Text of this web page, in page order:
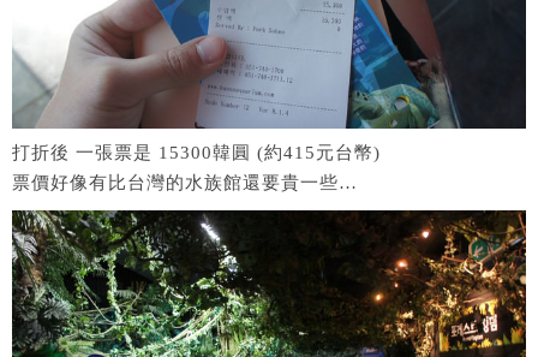
打折後 一張票是 15300韓圓 (約415元台幣)
票價好像有比台灣的水族館還要貴一些…